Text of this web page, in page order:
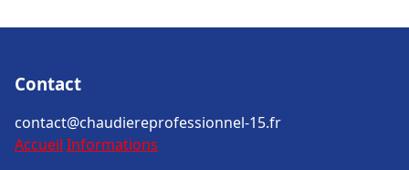
Contact
contact@chaudiereprofessionnel-15.fr
Accueil Informations